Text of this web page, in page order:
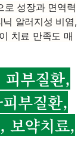
로 성장과 면역력
알러지성 비염,
치료 만족도 매
부질환,
부질환,
보약치료,